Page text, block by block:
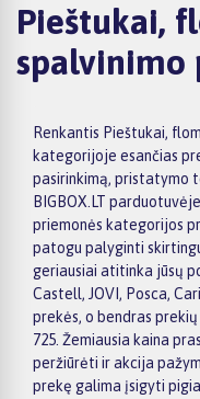
Pieštukai,
spalvinimo
Renkantis Pieštukai,
kategorijoje esančias
pasirinkimą, pristatymo
BIGBOX.LT
priemonės kategorijos
patogu palyginti
geriausiai atitinka jūsų
Castell, JOVI, Posca,
prekės, o bendras
725. Žemiausia kaina
peržiūrėti ir akcija
prekę galima įsigyti